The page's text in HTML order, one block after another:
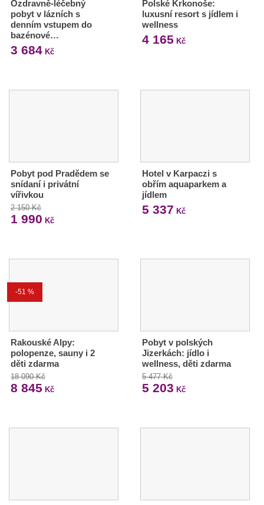
Ozdravně-léčebný
pobyt v lázních s
denním vstupem do
bazénové…
3 684 Kč
Polské Krkonoše:
luxusní resort s jídlem i
wellness
4 165 Kč
Pobyt pod Pradědem se
snídaní i privátní
vířivkou
2 150 Kč
1 990 Kč
Hotel v Karpaczi s
obřím aquaparkem a
jídlem
5 337 Kč
-51 %
Rakouské Alpy:
polopenze, sauny i 2
děti zdarma
18 090 Kč
8 845 Kč
Pobyt v polských
Jizerkách: jídlo i
wellness, děti zdarma
5 477 Kč
5 203 Kč